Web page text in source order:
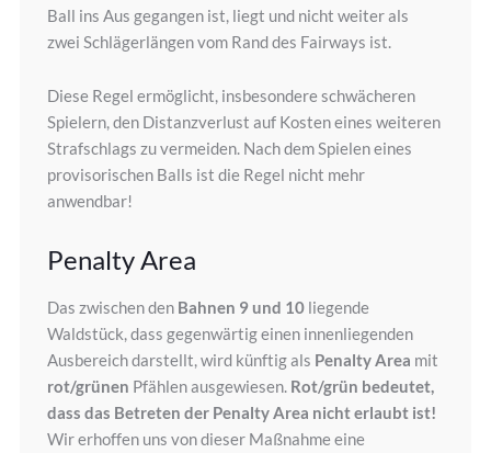
Ball ins Aus gegangen ist, liegt und nicht weiter als
zwei Schlägerlängen vom Rand des Fairways ist.
Diese Regel ermöglicht, insbesondere schwächeren
Spielern, den Distanzverlust auf Kosten eines weiteren
Strafschlags zu vermeiden. Nach dem Spielen eines
provisorischen Balls ist die Regel nicht mehr
anwendbar!
Penalty Area
Das zwischen den Bahnen 9 und 10liegende
Waldstück, dass gegenwärtig einen innenliegenden
Ausbereich darstellt, wird künftig als Penalty Area mit
rot/grünen Pfählen ausgewiesen. Rot/grün bedeutet,
dass das Betreten der Penalty Area nicht erlaubt ist!
Wir erhoffen uns von dieser Maßnahme eine